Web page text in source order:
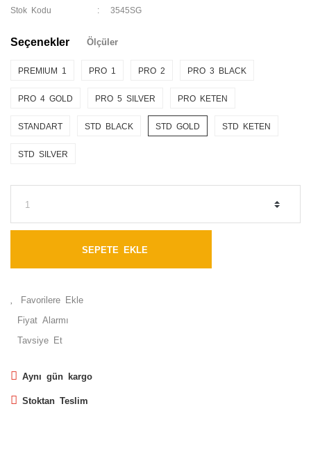
Stok Kodu 3545SG
Seçenekler Ölçüler
PREMIUM 1 PRO 1 PRO 2 PRO 3 BLACK
PRO 4 GOLD PRO 5 SILVER PRO KETEN
STANDART STD BLACK STD GOLD STD KETEN
STD SILVER
SEPETE EKLE
Fiyat Alarmı
Tavsiye Et
Aynı gün kargo
Stoktan Teslim